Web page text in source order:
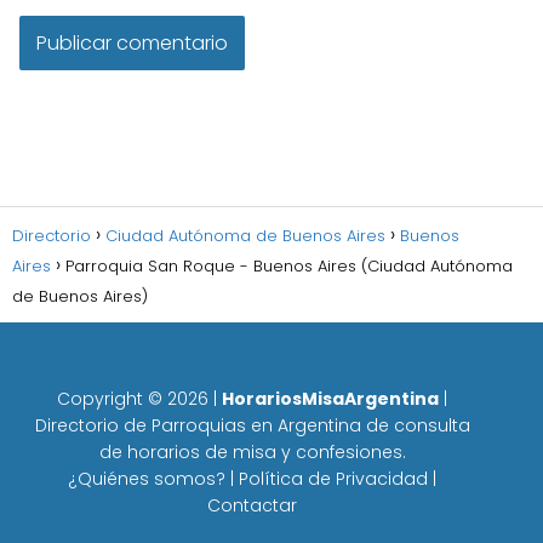
Directorio Ciudad Autónoma de Buenos Aires
Buenos
Aires
Parroquia San Roque - Buenos Aires (Ciudad Autónoma
de Buenos Aires)
Copyright © 2026 HorariosMisaArgentina
Directorio de Parroquias en Argentina de consulta
de horarios de misa y confesiones.
¿Quiénes somos?
Política de Privacidad
Contactar